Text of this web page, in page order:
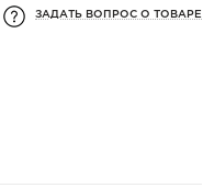
ЗАДАТЬ ВОПРОС О ТОВАРЕ